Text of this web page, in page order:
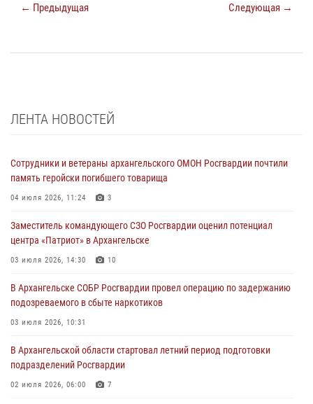
← Предыдущая Следующая →
ЛЕНТА НОВОСТЕЙ
Сотрудники и ветераны архангельского ОМОН Росгвардии почтили
память геройски погибшего товарища
04 июля 2026, 11:24 3
Заместитель командующего СЗО Росгвардии оценил потенциал
центра «Патриот» в Архангельске
03 июля 2026, 14:30 10
В Архангельске СОБР Росгвардии провел операцию по задержанию
подозреваемого в сбыте наркотиков
03 июля 2026, 10:31
В Архангельской области стартовал летний период подготовки
подразделений Росгвардии
02 июля 2026, 06:00 7